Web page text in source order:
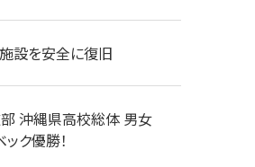
設を安全に復旧
沖縄県高校総体 男女
ク優勝！